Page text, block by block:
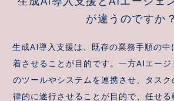
が違うのですか？
生成AI導入支援は、既存の業務手順の
着させることが目的です。一方AIエー
のツールやシステムを連携させ、タス
律的に遂行させることが目的で、任せ